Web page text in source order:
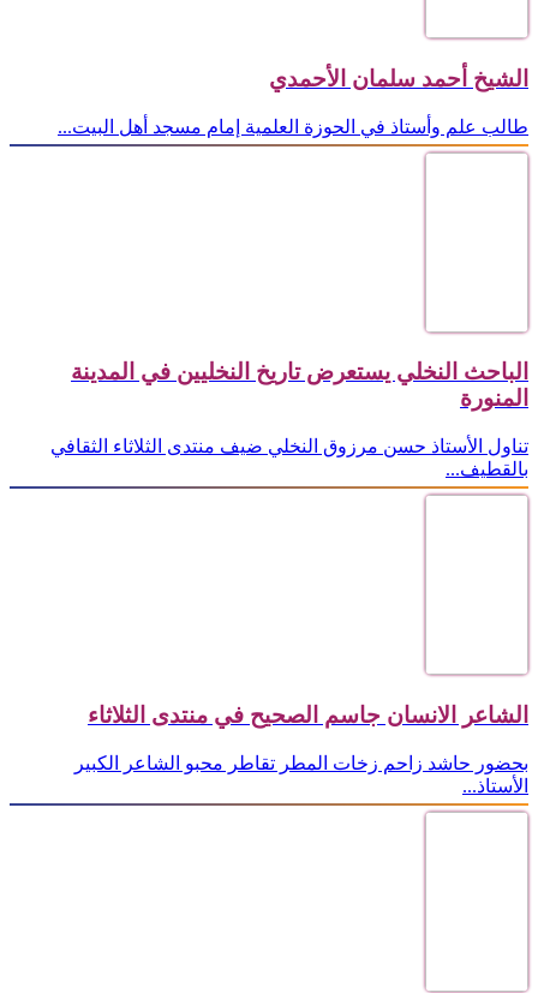
الشيخ أحمد سلمان الأحمدي
طالب علم وأستاذ في الحوزة العلمية إمام مسجد أهل البيت...
الباحث النخلي يستعرض تاريخ النخليين في المدينة
المنورة
تناول الأستاذ حسن مرزوق النخلي ضيف منتدى الثلاثاء الثقافي
بالقطيف...
الشاعر الانسان جاسم الصحيح في منتدى الثلاثاء
بحضور حاشد زاحم زخات المطر تقاطر محبو الشاعر الكبير
الأستاذ...